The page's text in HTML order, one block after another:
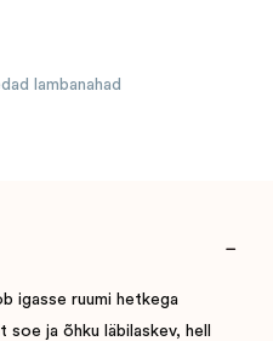
lambanahad
igasse ruumi hetkega
ja õhku läbilaskev, hell